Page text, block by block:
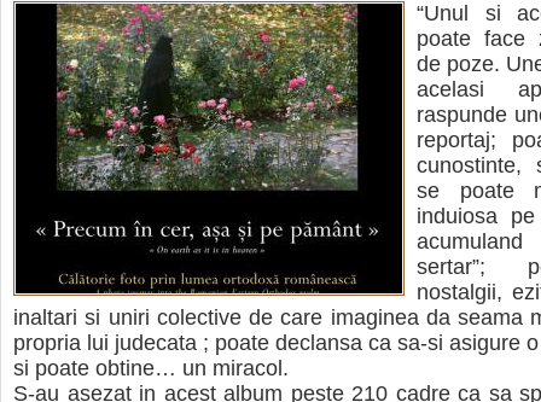
“Unul si
poate face
de poze.
acelasi
raspunde
reportaj;
cunostinte,
se poate
induiosa
acumuland
sertar”;
nostalgii,
inaltari si uniri colective de care imaginea da seama
propria lui judecata ; poate declansa ca sa-si asigure
si poate obtine… un miracol.
S-au asezat in acest album peste 210 cadre ca sa